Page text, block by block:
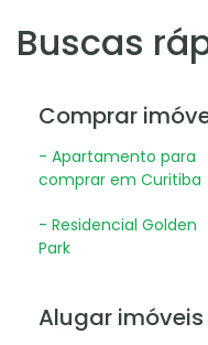
Buscas
Comprar
- Apartamento para
comprar em Curitiba
- Residencial Golden
Park
Alugar imóveis